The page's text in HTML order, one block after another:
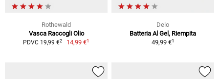
Rothewald
Vasca Raccogli Olio
PDVC 19,99 €2 14,99 €1
Delo
Batteria Al Gel, Riempita
49,99 €1